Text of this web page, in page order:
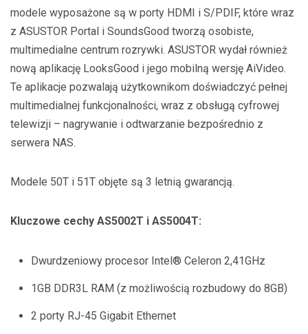
modele wyposażone są w porty HDMI i S/PDIF, które wraz
z ASUSTOR Portal i SoundsGood tworzą osobiste,
multimedialne centrum rozrywki. ASUSTOR wydał również
nową aplikację LooksGood i jego mobilną wersję AiVideo.
Te aplikacje pozwalają użytkownikom doświadczyć pełnej
multimedialnej funkcjonalności, wraz z obsługą cyfrowej
telewizji – nagrywanie i odtwarzanie bezpośrednio z
serwera NAS.
Modele 50T i 51T objęte są 3 letnią gwarancją.
Kluczowe cechy AS5002T i AS5004T:
Dwurdzeniowy procesor Intel® Celeron 2,41GHz
1GB DDR3L RAM (z możliwością rozbudowy do 8GB)
2 porty RJ-45 Gigabit Ethernet